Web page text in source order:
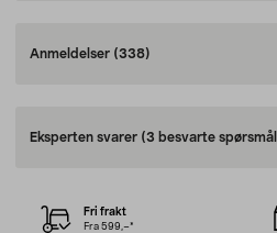
Anmeldelser (338)
Eksperten svarer (3 besvarte
Fri frakt
Fra 599,–*